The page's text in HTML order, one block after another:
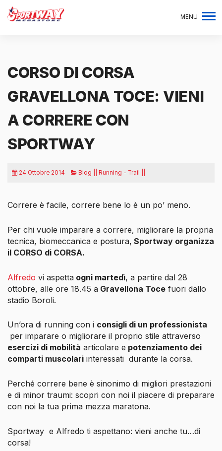
MENU
CORSO DI CORSA
GRAVELLONA TOCE: VIENI
A CORRERE CON
SPORTWAY
24 Ottobre 2014 Blog || Running - Trail ||
Correre è facile, correre bene lo è un po’ meno.
Per chi vuole imparare a correre, migliorare la propria
tecnica, biomeccanica e postura, Sportway organizza
il CORSO di CORSA.
Alfredo vi aspetta ogni martedì, a partire dal 28
ottobre, alle ore 18.45 a Gravellona Toce fuori dallo
stadio Boroli.
Un’ora di running con i consigli di un professionista
per imparare o migliorare il proprio stile attraverso
esercizi di mobilità articolare e potenziamento dei
comparti muscolari interessati durante la corsa.
Perché correre bene è sinonimo di migliori prestazioni
e di minor traumi: scopri con noi il piacere di preparare
con noi la tua prima mezza maratona.
Sportway e Alfredo ti aspettano: vieni anche tu…di
corsa!